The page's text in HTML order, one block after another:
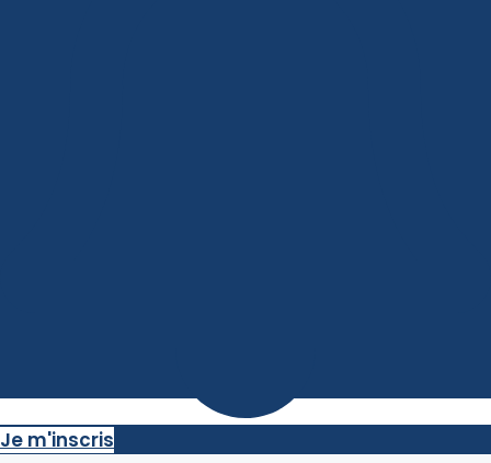
Je m'inscris